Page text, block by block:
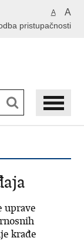
A A
pristupačnosti
uprave
krađe